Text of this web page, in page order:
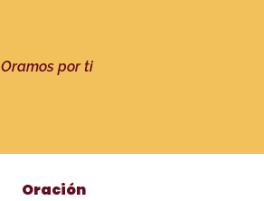
Oramos por ti
Oración